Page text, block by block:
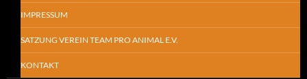
IMPRESSUM
SATZUNG VEREIN TEAM PRO ANIMAL E.V.
KONTAKT